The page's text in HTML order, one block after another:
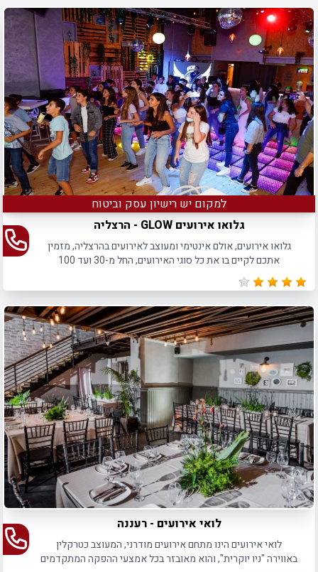
בחייכם? אם גם אתם מתקשים עם הבחירה, הגעתם למקום הנכון.
הצוות שלנו אסף עבורכם את המועדונים המובילים לאירועים
פרטיים בהרצליה ובסביבה שיבטיחו לכם חגיגה בלתי נגמרת, בתנאים
שלכם ועם האנשים שאתם הכי אוהבים בעולם.
למקום יש רישיון עסק וביטוח
גלואו אירועים GLOW - הרצליה
גלואו אירועים, אולם אינטימי ומעוצב לאירועים בהרצליה, מזמין
אתכם לקיים בו את כל סוגי האירועים, החל מ-30 ועד 100
לואי אירועים - רעננה
לואי אירועים הינו מתחם אירועים מודרני, המעוצב כטרקלין
באווירה "ניו יוקרית", והוא מאובזר בכל אמצעי ההפקה המתקדמים